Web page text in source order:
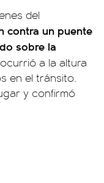
del
contra un puente
sobre la
a la altura
en el tránsito.
y confirmó